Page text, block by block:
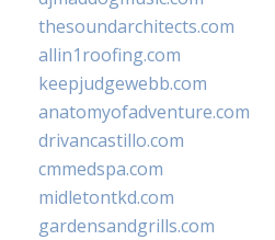
thesoundarchitects.com
allin1roofing.com
keepjudgewebb.com
anatomyofadventure.com
drivancastillo.com
cmmedspa.com
midletontkd.com
gardensandgrills.com